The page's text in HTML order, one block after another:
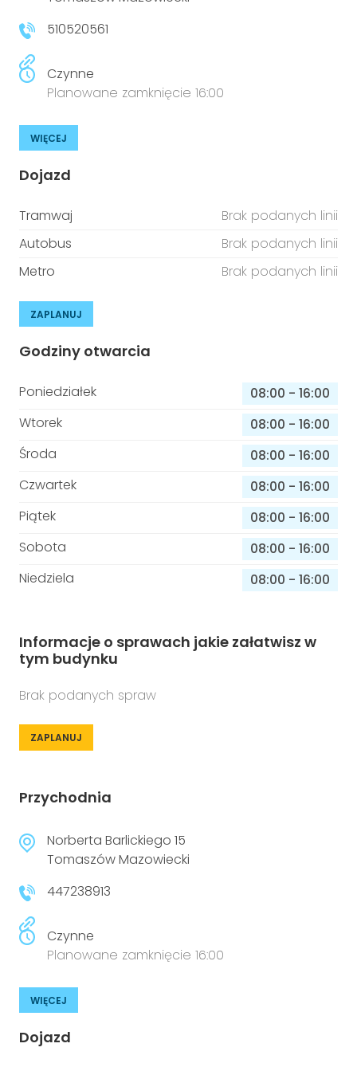
Prawo
Prawa osób z niepełnosprawnościami
Aktualności
510520561
Czynne
Planowane zamknięcie 16:00
WIĘCEJ
Dojazd
Tramwaj
Brak podanych linii
Autobus
Brak podanych linii
Metro
Brak podanych linii
ZAPLANUJ
Godziny otwarcia
Poniedziałek 08:00 - 16:00
Wtorek
08:00 - 16:00
Środa
08:00 - 16:00
Czwartek
08:00 - 16:00
Piątek
08:00 - 16:00
Sobota
08:00 - 16:00
Niedziela
08:00 - 16:00
Informacje o sprawach jakie załatwisz w
tym budynku
Brak podanych spraw
ZAPLANUJ
Przychodnia
Norberta Barlickiego 15
Tomaszów Mazowiecki
447238913
Czynne
Planowane zamknięcie 16:00
WIĘCEJ
Dojazd